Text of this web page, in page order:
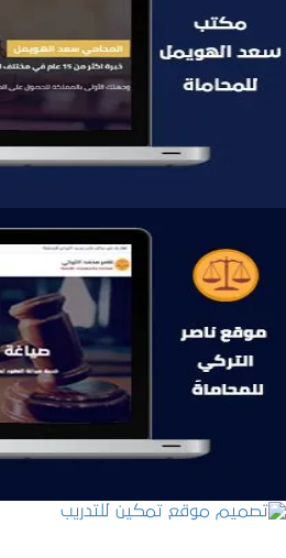
موقع سعد
التفاصيل
موقع ناصر التركي
التفاصيل